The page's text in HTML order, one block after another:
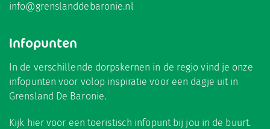
info@grenslanddebaronie.nl
Infopunten
In de verschillende dorpskernen in de regio vind je onze
infopunten voor volop inspiratie voor een dagje uit in
Grensland De Baronie.
Kijk hiervoor een toeristisch infopunt bij jou in de buurt.